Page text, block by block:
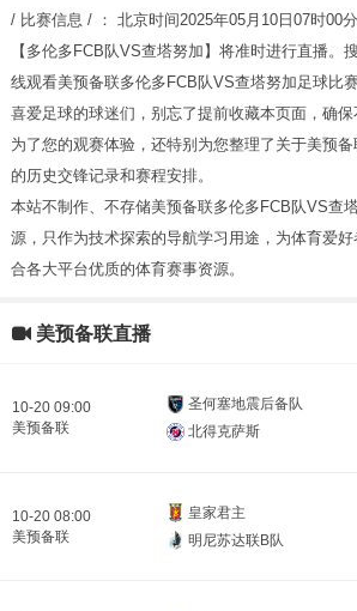
/ 比赛信息 / ： 北京时间2025年05月10日07时00
【多伦多FCB队VS查塔努加】将准时进行直播。
线观看美预备联多伦多FCB队VS查塔努加足球比
喜爱足球的球迷们，别忘了提前收藏本页面，确保
为了您的观赛体验，还特别为您整理了关于美预
的历史交锋记录和赛程安排。
本站不制作、不存储美预备联多伦多FCB队VS查
源，只作为技术探索的导航学习用途，为体育爱
合各大平台优质的体育赛事资源。
美预备联直播
10-20 09:00
美预备联
圣何塞地震后备队
北得克萨斯
10-20 08:00
美预备联
皇家君主
明尼苏达联B队